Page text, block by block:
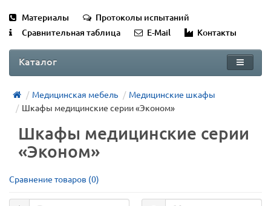
Материалы
Протоколы испытаний
Сравнительная таблица
E-Mail Контакты
Каталог
Медицинская мебель
Медицинские шкафы
Шкафы медицинские серии «Эконом»
Шкафы медицинские серии
«Эконом»
Сравнение товаров (0)